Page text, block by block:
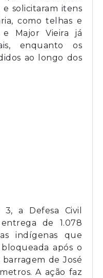
solicitaram itens
como telhas e
e Major Vieira já
enquanto os
ao longo dos
a Defesa Civil
de 1.078
indígenas que
após o
de José
A ação faz